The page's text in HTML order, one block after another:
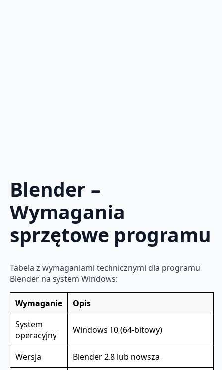
Blender –
Wymagania
sprzętowe programu
Tabela z wymaganiami technicznymi dla programu
Blender na system Windows:
Wymaganie
Opis
System
operacyjny
Windows 10 (64-bitowy)
Wersja
Blender 2.8 lub nowsza